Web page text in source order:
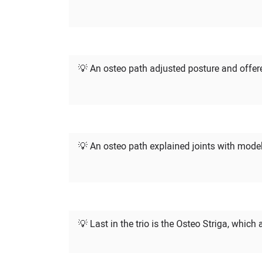
💡 An osteo path adjusted posture and
💡 An osteo path explained joints with
💡 Last in the trio is the Osteo Striga,